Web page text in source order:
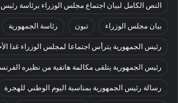
النص الكامل لبيان اجتماع مجلس الوزراء برئاسة رئيس
بيان مجلس الوزراء تبون رئاسة الجمهورية
رئيس الجمهورية يترأس اجتماعا لمجلس الوزراء غدا
رئيس الجمهورية يتلقى مكالمة هاتفية من نظيره
رسالة رئيس الجمهورية بمناسبة اليوم الوطني للهجرة